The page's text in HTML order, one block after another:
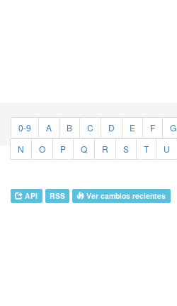
0-9 A B C D E F G
N
O P Q R S T U
API RSS Ver cambios recientes